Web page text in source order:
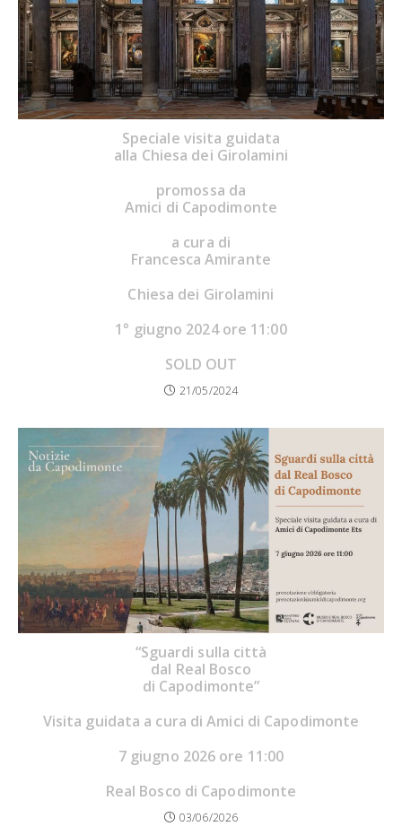
Speciale visita guidata
alla Chiesa dei Girolamini
promossa da
Amici di Capodimonte
a cura di
Francesca Amirante
Chiesa dei Girolamini
1° giugno 2024 ore 11:00
SOLD OUT
21/05/2024
“Sguardi sulla città
dal Real Bosco
di Capodimonte”
Visita guidata a cura di Amici di Capodimonte
7 giugno 2026 ore 11:00
Real Bosco di Capodimonte
03/06/2026